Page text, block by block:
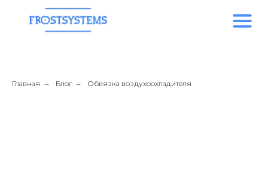
Главная → Блог → Обвязка воздухоохладителя